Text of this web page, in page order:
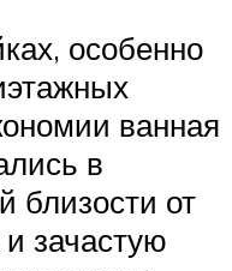
особенно
ванная
в
близости от
зачастую